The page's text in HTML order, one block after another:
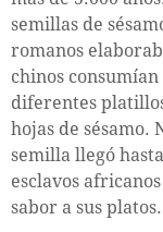
semillas de
romanos
chinos
diferentes
hojas de sésamo.
semilla llegó
esclavos
sabor a sus platos.